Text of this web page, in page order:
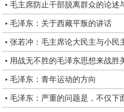
• 毛主席防止干部脱离群众的论述
• 毛泽东：关于西藏平叛的讲话
• 张若冲：毛主席论大民主与小民
• 用战无不胜的毛泽东思想来战胜
• 毛泽东：青年运动的方向
• 毛泽东：严重的问题是，不仅下